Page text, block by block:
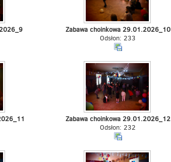
Zabawa choinkowa 29.01.2026_10
Odsłon: 233
Zabawa choinkowa 29.01.2026_12
Odsłon: 232